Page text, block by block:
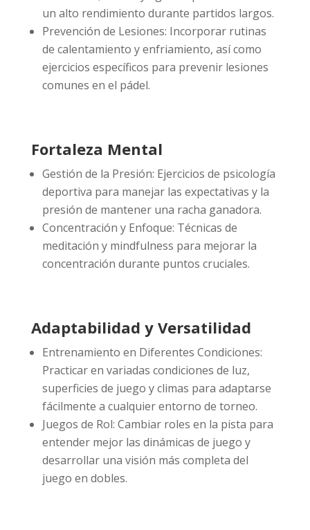
un alto rendimiento durante partidos largos.
Prevención de Lesiones: Incorporar rutinas
de calentamiento y enfriamiento, así como
ejercicios específicos para prevenir lesiones
comunes en el pádel.
Fortaleza Mental
Gestión de la Presión: Ejercicios de psicología
deportiva para manejar las expectativas y la
presión de mantener una racha ganadora.
Concentración y Enfoque: Técnicas de
meditación y mindfulness para mejorar la
concentración durante puntos cruciales.
Adaptabilidad y Versatilidad
Entrenamiento en Diferentes Condiciones:
Practicar en variadas condiciones de luz,
superficies de juego y climas para adaptarse
fácilmente a cualquier entorno de torneo.
Juegos de Rol: Cambiar roles en la pista para
entender mejor las dinámicas de juego y
desarrollar una visión más completa del
juego en dobles.